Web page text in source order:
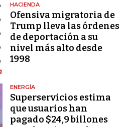
HACIENDA
Ofensiva migratoria de
Trump lleva las órdenes
de deportación a su
nivel más alto desde
1998
ENERGÍA
Superservicios estima
que usuarios han
pagado $24,9 billones